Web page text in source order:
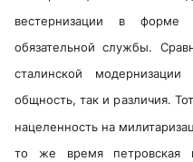
вестернизации в форме
обязательной службы.
сталинской
общность, так и различия.
нацеленность на
то же время петровская